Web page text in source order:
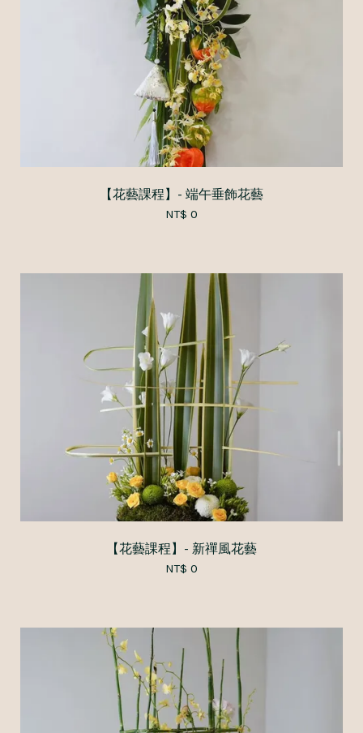
【花藝課程】- 端午垂飾花藝
NT$ 0
【花藝課程】- 新禪風花藝
NT$ 0